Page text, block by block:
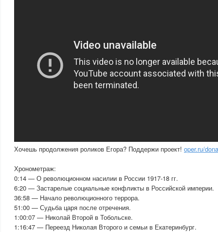
Хочешь продолжения роликов Егора? Поддержи проект! oper.ru/
Хронометраж:
0:14 — О революционном насилии в России 1917-18 гг.
6:20 — Застарелые социальные конфликты в Российской империи.
36:58 — Начало революционного террора.
51:00 — Судьба царя после отречения.
1:00:07 — Николай Второй в Тобольске.
1:16:47 — Переезд Николая Второго и семьи в Екатеринбург.